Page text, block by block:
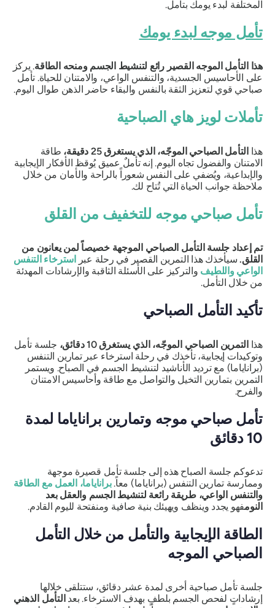
المختلفة لبدء يومك بتأمل.
تأمل موجه لبدء يومك
هذا التأمل الموجه القصير رائع لتنشيط الجسم ومنحه الطاقة. يركز
على الأحاسيس الجسدية، والتنفس الواعي، والامتنان للحياة. تأمل
صباحي قوي لتعزيز الثقة بالنفس والبقاء حاضر الذهن طوال اليوم.
تأملات لويز هاي الصباحية
هذاالتأمل الصباحي الموجّه، الذي يستغرق 25 دقيقة،
طاقة
الامتنان والفضول تجاه اليوم. إنه تأملٌ عميق يُوقظ الأفكار الإيجابية
والإبداعية، ويُضفي على النفس شعوراً بالراحة والأمان من خلال
ملاحظة جوانب الحياة التي تُتاح لك.
تأمل صباحي موجه للتخفيف من القلق
تم إعداد جلسة التأمل الصباحي الموجهة خصيصاً لمن يعانون من
القلق.سيأخذك هذا التمرين القصير في رحلة عبراسترخاء التنفس
الواعي واللطيفوالتركيز على الأسئلة الثاقبة والإرشادات المهدئة
من خلال التأمل.
تأكيد التأمل الصباحي
هذاالتمرين الصباحي الموجّه، الذي يستغرق 10 دقائق،
جلسة تأمل
وتوكيدات إيجابية، تأخذك في رحلة استرخاء عبر تمارين التنفس
(براناياما) مع ترديد الأناشيد لتنشيط الجسم في الصباح. ويستمر
التمرين بتمارين التخيل والتواصل مع طاقة وأحاسيس الامتنان
والفرح.
تأمل صباحي موجه وتمارين براناياما لمدة
10 دقائق
تدعوكم جلسة الصباح هذه إلى جلسة تأمل قصيرة موجهة
وممارسة تمارين التنفس (براناياما) معاً.براناياما، العمل مع الطاقة
والتنفس الواعي، طريقة رائعة لتنشيط الجسم والعقل بعد
النومفهو يجدد وينظف ويهيئك بنية صافية ومنفتحة لليوم القادم.
الطاقة الإيجابية والتأمل من خلال التأمل
الصباحي الموجه
جلسة تأمل صباحية أخرى لمدة عشر دقائق، ستتلقى خلالها
إرشاداتٍ لفحص الجسم بلطفٍ بهدف الاسترخاء. بعدالتأمل الذهني